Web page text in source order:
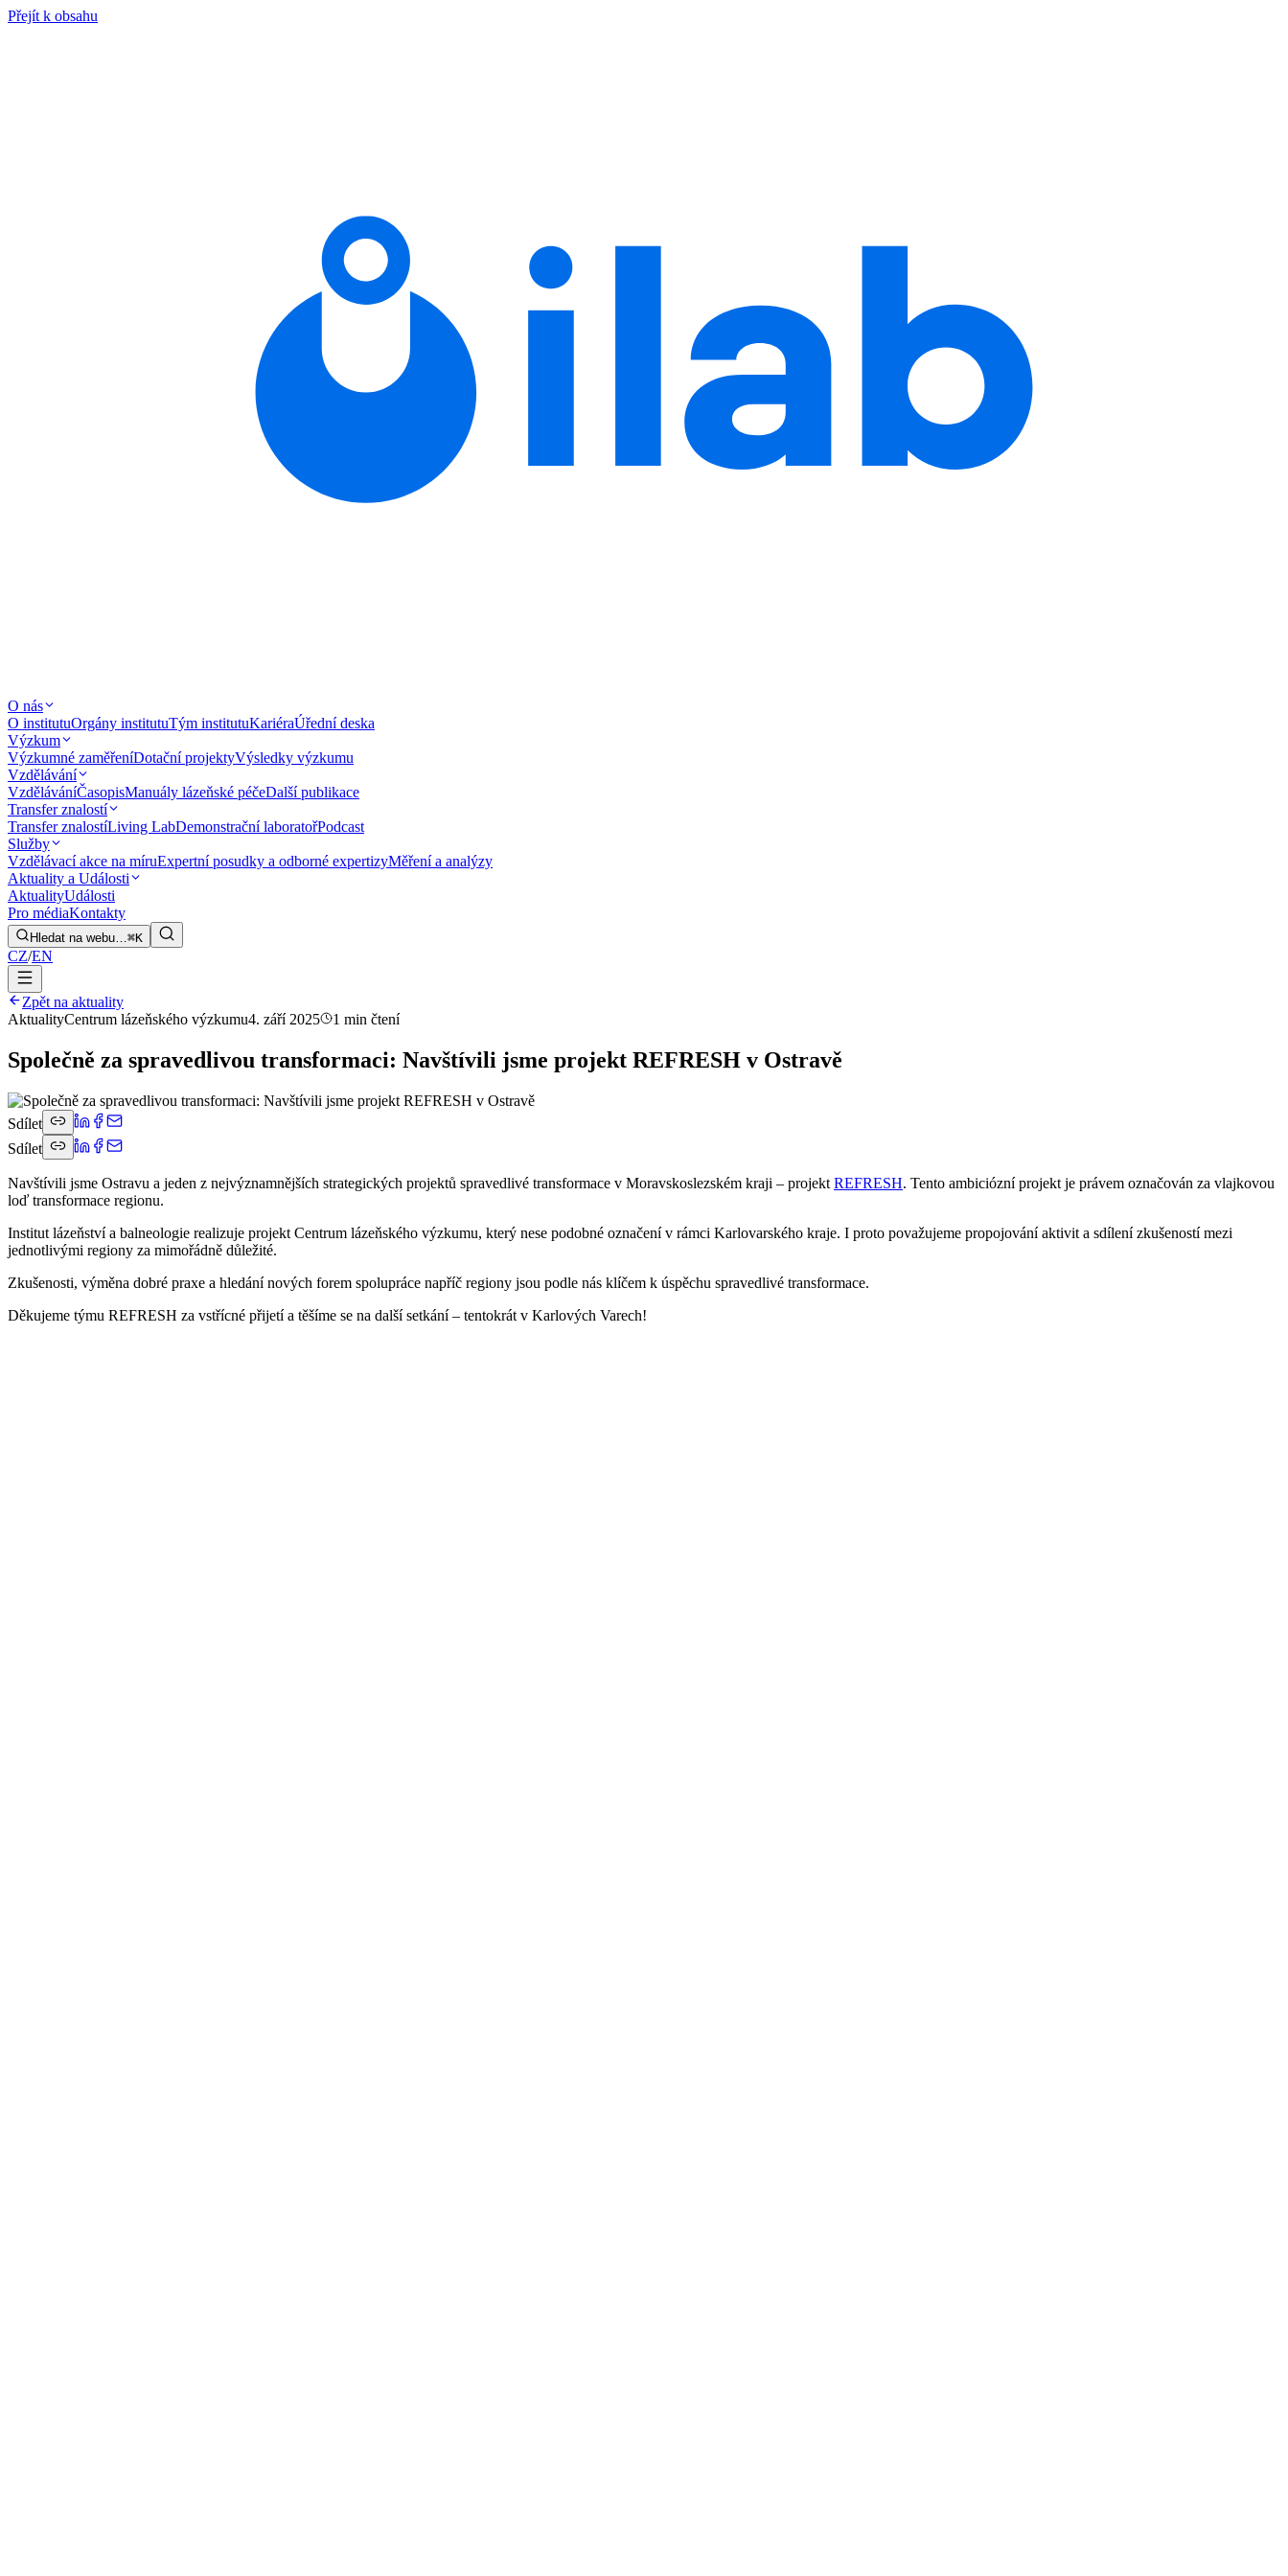
Přejít k obsahu
O nás
O institutuOrgány institutuTým institutuKariéraÚřední deska
Výzkum
Výzkumné zaměřeníDotační projektyVýsledky výzkumu
Vzdělávání
VzděláváníČasopisManuály lázeňské péčeDalší publikace
Transfer znalostí
Transfer znalostíLiving LabDemonstrační laboratořPodcast
Služby
Vzdělávací akce na míruExpertní posudky a odborné expertizyMěření a analýzy
Aktuality a Události
AktualityUdálosti
Pro médiaKontakty
Hledat na webu…⌘K
CZ/EN
Zpět na aktuality
AktualityCentrum lázeňského výzkumu4. září 2025 1 min čtení
Společně za spravedlivou transformaci: Navštívili jsme projekt REFRESH v Ostravě
Sdílet
Sdílet
Navštívili jsme Ostravu a jeden z nejvýznamnějších strategických projektů spravedlivé transformace v Moravskoslezském kraji – projekt REFRESH. Tento ambiciózní projekt je právem označován za vlajkovou
loď transformace regionu.
Institut lázeňství a balneologie realizuje projekt Centrum lázeňského výzkumu, který nese podobné označení v rámci Karlovarského kraje. I proto považujeme propojování aktivit a sdílení zkušeností mezi
jednotlivými regiony za mimořádně důležité.
Zkušenosti, výměna dobré praxe a hledání nových forem spolupráce napříč regiony jsou podle nás klíčem k úspěchu spravedlivé transformace.
Děkujeme týmu REFRESH za vstřícné přijetí a těšíme se na další setkání – tentokrát v Karlových Varech!